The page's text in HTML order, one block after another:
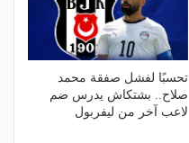
تحسبًا لفشل صفقة محمد
صلاح.. بشتكاش يدرس ضم
لاعب آخر من ليفربول